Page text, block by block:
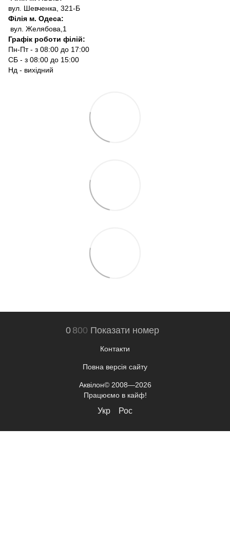
вул. Шевченка, 321-Б
Філія м. Одеса:
вул. Желябова,1
Графік роботи філій:
Пн-Пт - з 08:00 до 17:00
СБ - з 08:00 до 15:00
Нд - вихідний
0 800 Показати номер
Контакти
Повна версія сайту
Аквілон© 2008—2026
Працюємо в кайф!
Укр Рос